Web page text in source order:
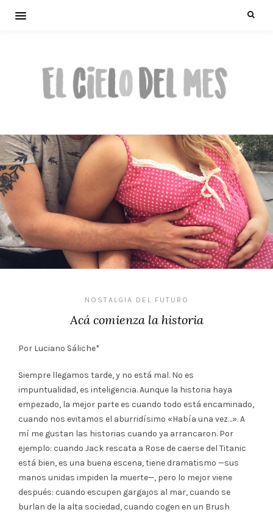
NOSTALGIA DEL FUTURO
Acá comienza la historia
Por Luciano Sáliche*
Siempre llegamos tarde, y no está mal. No es
impuntualidad, es inteligencia. Aunque la historia haya
empezado, la mejor parte es cuando todo está encaminado,
cuando nos evitamos el aburridísimo «Había una vez…». A
mí me gustan las historias cuando ya arrancaron. Por
ejemplo: cuando Jack rescata a Rose de caerse del Titanic
está bien, es una buena escena, tiene dramatismo —sus
manos unidas impiden la muerte—, pero lo mejor viene
después: cuando escupen gargajos al mar, cuando se
burlan de la alta sociedad, cuando cogen en un Brush